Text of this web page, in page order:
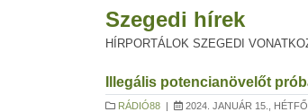
Szegedi hírek
HÍRPORTÁLOK SZEGEDI
Illegális potencianövelőt
RÁDIÓ88 | 2024. JANUÁR 15., HÉTFŐ